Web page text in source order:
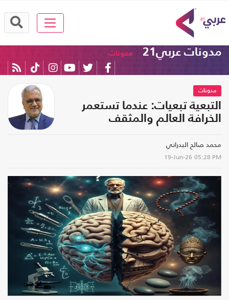
مدونات عربي21 مدونات
مدونات
التبعية تبعيات: عندما تستعمر
الخرافة العالم والمثقف
محمد صالح البدراني
19-Jun-26 05:28 PM